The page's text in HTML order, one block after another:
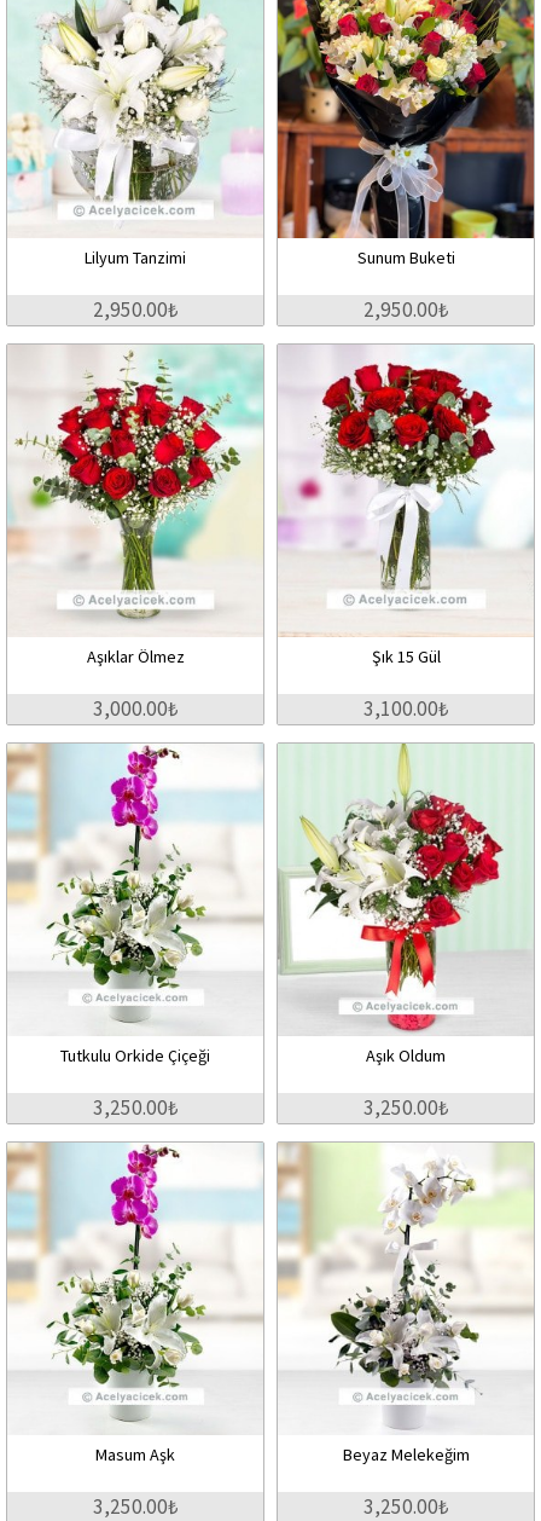
Lilyum Tanzimi
2,950.00₺
Sunum Buketi
2,950.00₺
Aşıklar Ölmez
3,000.00₺
Şık 15 Gül
3,100.00₺
Tutkulu Orkide Çiçeği
3,250.00₺
Aşık Oldum
3,250.00₺
Masum Aşk
3,250.00₺
Beyaz Melekeğim
3,250.00₺